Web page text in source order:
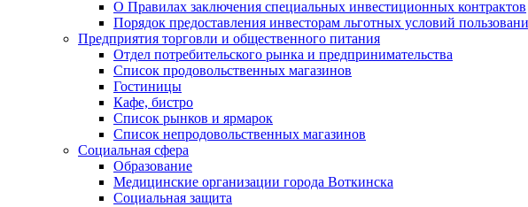
О Правилах заключения специальных инвестиционных контрактов
Порядок предоставления инвесторам льготных условий
Предприятия торговли и общественного питания
Отдел потребительского рынка и предпринимательства
Список продовольственных магазинов
Гостиницы
Кафе, бистро
Cписок рынков и ярмарок
Список непродовольственных магазинов
Социальная сфера
Образование
Медицинские организации города Воткинска
Социальная защита